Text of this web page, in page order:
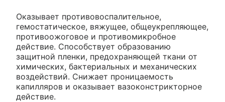
Оказывает противовоспалительное,
гемостатическое, вяжущее, общеукрепляющее,
противоожоговое и противомикробное
действие. Способствует образованию
защитной пленки, предохраняющей ткани от
химических, бактериальных и механических
воздействий. Снижает проницаемость
капилляров и оказывает вазоконстрикторное
действие.